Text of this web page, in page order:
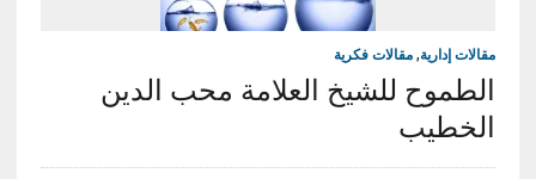
مقالات إدارية, مقالات فكرية
الطموح للشيخ العلامة محب الدين
الخطيب